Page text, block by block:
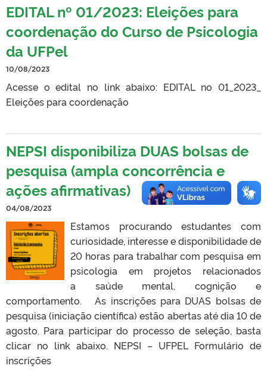
EDITAL nº 01/2023: Eleições para
coordenação do Curso de Psicologia
da UFPel
10/08/2023
Acesse o edital no link abaixo: EDITAL no 01_2023_
Eleições para coordenação
NEPSI disponibiliza DUAS bolsas de
pesquisa (ampla concorrência e
ações afirmativas)
04/08/2023
Estamos procurando estudantes com
curiosidade, interesse e disponibilidade de
20 horas para trabalhar com pesquisa em
psicologia em projetos relacionados
a saúde mental, cognição e
comportamento. As inscrições para DUAS bolsas de
pesquisa (iniciação científica) estão abertas até dia 10 de
agosto. Para participar do processo de seleção, basta
clicar no link abaixo. NEPSI – UFPEL Formulário de
inscrições